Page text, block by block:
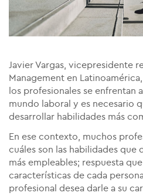
Javier Vargas, vicepresidente
Management en
los profesionales se enfrentan
mundo laboral y es necesario
desarrollar habilidades más
En ese contexto, muchos
cuáles son las habilidades que
más empleables; respuesta
características de cada
profesional desea darle a su